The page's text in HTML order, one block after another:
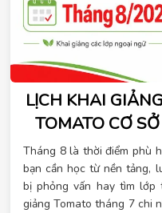
LỊCH KHAI
TOMATO CƠ
Tháng 8 là thời điểm phù
bạn cần học từ nền tảng,
bị phỏng vấn hay tìm lớp
giảng Tomato tháng 7 chi